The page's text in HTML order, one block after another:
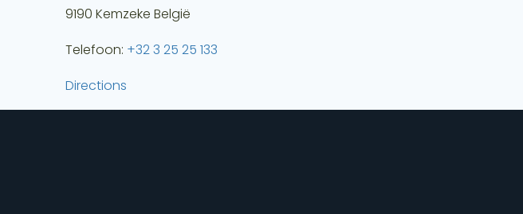
9190 Kemzeke België
Telefoon: +32 3 25 25 133
Directions